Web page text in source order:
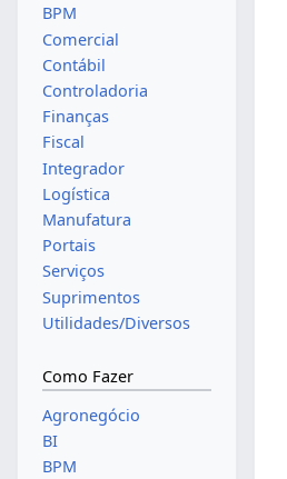
BPM
Comercial
Contábil
Controladoria
Finanças
Fiscal
Integrador
Logística
Manufatura
Portais
Serviços
Suprimentos
Utilidades/Diversos
Como Fazer
Agronegócio
BI
BPM